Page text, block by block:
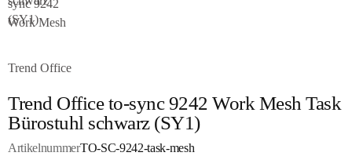
Trend Office
Trend Office to-sync 9242 Work Mesh Task
Bürostuhl schwarz (SY1)
ArtikelnummerTO-SC-9242-task-mesh